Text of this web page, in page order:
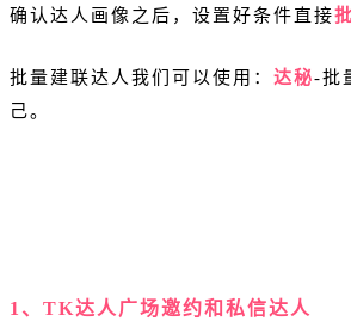
确认达人画像之后，设置好条件直接
批量建联达人我们可以使用： 达秘-批
己。
1、TK达人广场邀约和私信达人